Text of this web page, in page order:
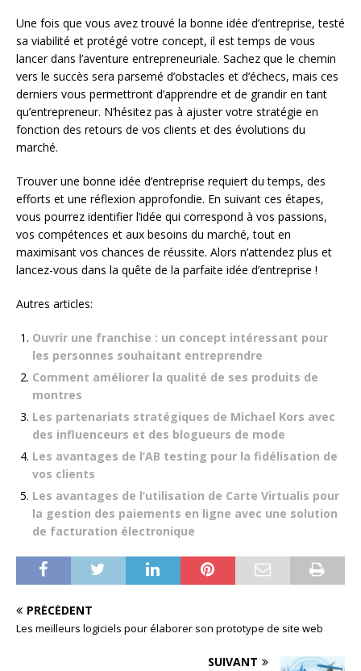
Une fois que vous avez trouvé la bonne idée d’entreprise, testé
sa viabilité et protégé votre concept, il est temps de vous
lancer dans l’aventure entrepreneuriale. Sachez que le chemin
vers le succès sera parsemé d’obstacles et d’échecs, mais ces
derniers vous permettront d’apprendre et de grandir en tant
qu’entrepreneur. N’hésitez pas à ajuster votre stratégie en
fonction des retours de vos clients et des évolutions du
marché.
Trouver une bonne idée d’entreprise requiert du temps, des
efforts et une réflexion approfondie. En suivant ces étapes,
vous pourrez identifier l’idée qui correspond à vos passions,
vos compétences et aux besoins du marché, tout en
maximisant vos chances de réussite. Alors n’attendez plus et
lancez-vous dans la quête de la parfaite idée d’entreprise !
Autres articles:
Ouvrir une franchise : un concept intéressant pour
les personnes souhaitant entreprendre
Comment améliorer la qualité de ses produits de
montres
Les partenariats stratégiques de Michael Kors avec
des influenceurs et des blogueurs de mode
Les avantages de l’AB testing pour la fidélisation de
vos clients
Les avantages de l’utilisation de Carte Virtualis pour
la gestion des paiements en ligne avec une solution
de facturation électronique
PRÉCÉDENT
Les meilleurs logiciels pour élaborer son prototype de site web
SUIVANT